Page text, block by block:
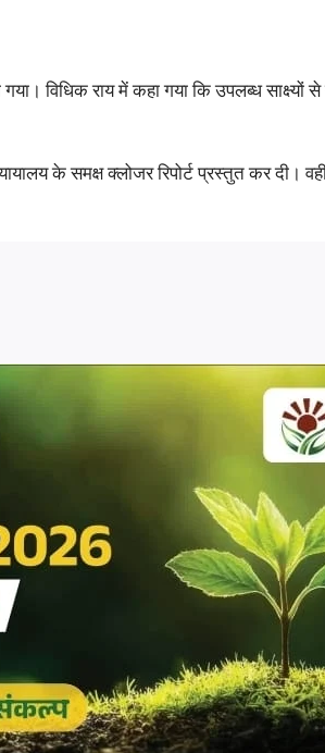
गया। विधिक राय में कहा गया कि उपलब्ध
के समक्ष क्लोजर रिपोर्ट प्रस्तुत कर दी।